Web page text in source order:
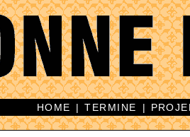
HOME |TERMINE |